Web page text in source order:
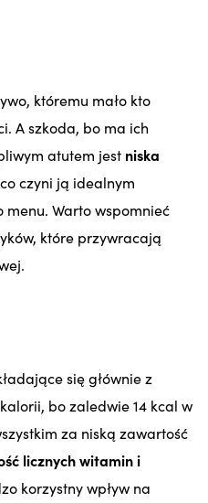
któremu mało kto
A szkoda, bo ma ich
atutem jest niska
czyni ją idealnym
menu. Warto wspomnieć
które przywracają
się głównie z
bo zaledwie 14 kcal w
za niską zawartość
licznych witamin i
korzystny wpływ na